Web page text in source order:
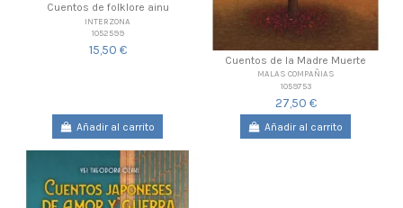
Cuentos de folklore ainu
INTERZONA
1052599
15,50 €
Añadir al carrito
Cuentos de la Madre Muerte
MALAS COMPAÑIAS
1059753
27,50 €
Añadir al carrito